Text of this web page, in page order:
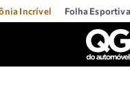
Incrível Folha Esportiva